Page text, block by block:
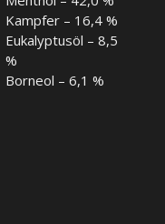
Kampfer – 16,4 %
Eukalyptusöl – 8,5
%
Borneol – 6,1 %